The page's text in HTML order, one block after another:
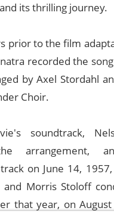
its thrilling journey.
prior to the film
recorded the
by Axel Stordahl
Choir.
soundtrack,
arrangement,
on June 14,
and Morris Stoloff
that year, on August